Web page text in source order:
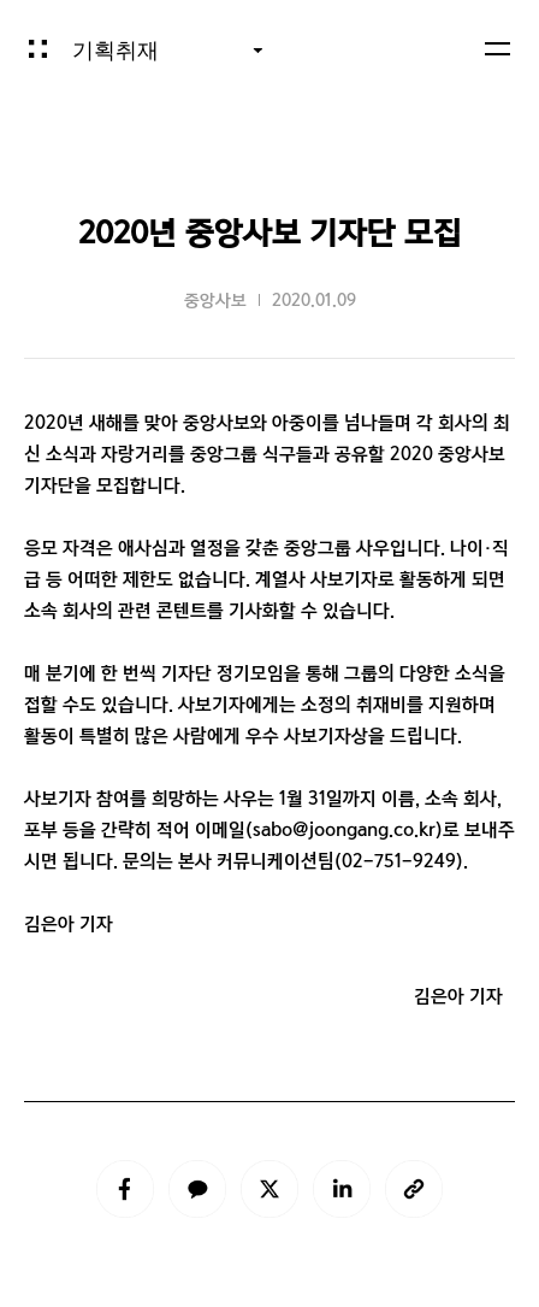
기획취재
2020년 중앙사보 기자단 모집
중앙사보 2020.01.09
2020년 새해를 맞아 중앙사보와 아중이를 넘나들며 각 회사의 최
신 소식과 자랑거리를 중앙그룹 식구들과 공유할 2020 중앙사보
기자단을 모집합니다.
응모 자격은 애사심과 열정을 갖춘 중앙그룹 사우입니다. 나이·직
급 등 어떠한 제한도 없습니다. 계열사 사보기자로 활동하게 되면
소속 회사의 관련 콘텐트를 기사화할 수 있습니다.
매 분기에 한 번씩 기자단 정기모임을 통해 그룹의 다양한 소식을
접할 수도 있습니다. 사보기자에게는 소정의 취재비를 지원하며
활동이 특별히 많은 사람에게 우수 사보기자상을 드립니다.
사보기자 참여를 희망하는 사우는 1월 31일까지 이름, 소속 회사,
포부 등을 간략히 적어 이메일(sabo@joongang.co.kr)로 보내주
시면 됩니다. 문의는 본사 커뮤니케이션팀(02-751-9249).
김은아 기자
김은아 기자